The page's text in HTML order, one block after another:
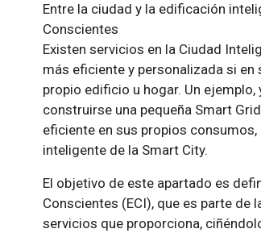
Entre la ciudad y la edificación
Conscientes
Existen servicios en la Ciudad
más eficiente y personalizada si
propio edificio u hogar. Un
construirse una pequeña Smart
eficiente en sus propios
inteligente de la Smart City.
El objetivo de este apartado es
Conscientes (ECI), que es parte
servicios que proporciona,